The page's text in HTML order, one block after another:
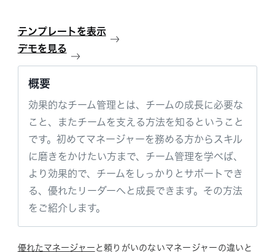
テンプレートを表示
デモを見る
概要
効果的なチーム管理とは、チームの成長に必要な
こと、またチームを支える方法を知るということ
です。初めてマネージャーを務める方からスキル
に磨きをかけたい方まで、チーム管理を学べば、
より効果的で、チームをしっかりとサポートでき
る、優れたリーダーへと成長できます。その方法
をご紹介します。
優れたマネージャー と頼りがいのないマネージャーの違いと